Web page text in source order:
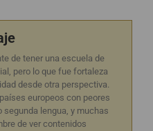
de tener una escuela de
pero lo que fue fortaleza
desde otra perspectiva.
europeos con peores
segunda lengua, y muchas
de ver contenidos